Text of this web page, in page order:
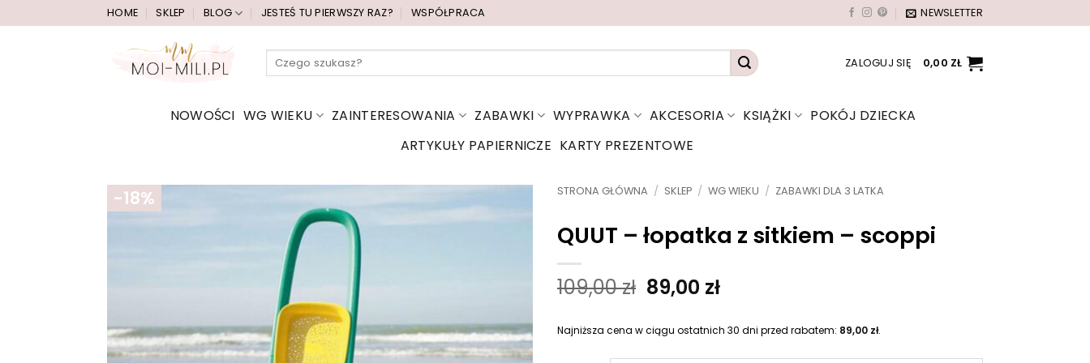
do
HOME SKLEP BLOG JESTEŚ TU PIERWSZY RAZ? WSPÓŁPRACA NEWSLETTER
Szukaj: ZALOGUJ SIĘ 0,00 ZŁ
NOWOŚCI WG WIEKU ZAINTERESOWANIA ZABAWKI WYPRAWKA AKCESORIA KSIĄŻKI
POKÓJ DZIECKA
ARTYKUŁY PAPIERNICZE KARTY PREZENTOWE
-18% STRONA GŁÓWNA / SKLEP / WG WIEKU / ZABAWKI DLA 3 LATKA
QUUT – łopatka z sitkiem – scoppi
109,00zł P
e
89,00 złA
t
Najniższa cena w ciągu ostatnich 30 dni przed rabatem: 89,00 zł.